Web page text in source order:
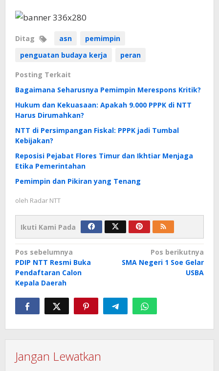
Ditag asn
pemimpin
penguatan budaya kerja
peran
Posting Terkait
Bagaimana Seharusnya Pemimpin Merespons Kritik?
Hukum dan Kekuasaan: Apakah 9.000 PPPK di NTT
Harus Dirumahkan?
NTT di Persimpangan Fiskal: PPPK jadi Tumbal
Kebijakan?
Reposisi Pejabat Flores Timur dan Ikhtiar Menjaga
Etika Pemerintahan
Pemimpin dan Pikiran yang Tenang
oleh Radar NTT
Ikuti Kami Pada
Navigasi
pos
Pos sebelumnya
PDIP NTT Resmi Buka
Pendaftaran Calon
Kepala Daerah
Pos berikutnya
SMA Negeri 1 Soe Gelar
USBA
Jangan Lewatkan